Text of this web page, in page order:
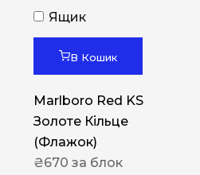
Ящик
В Кошик
Marlboro Red KS
Золоте Кільце
(Флажок)
₴670 за блок